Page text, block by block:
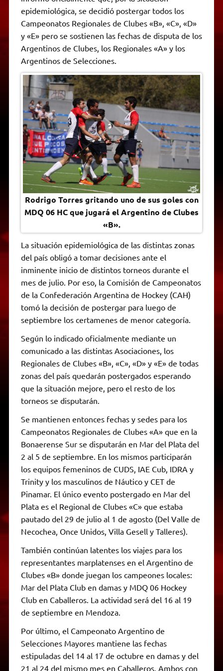
A
p
p
a
m
e
r
o
o
k
g
e
i
n
k
F
r
i
n
d
l
y
epidemiológica, se decidió postergar todos los
Campeonatos Regionales de Clubes «B», «C», «D»
y «E» pero se sostienen las fechas de disputa de los
Argentinos de Clubes, los Regionales «A» y los
Argentinos de Selecciones.
Rodrigo Torres gritando uno de sus goles con
MDQ 06 HC que jugará el Argentino de Clubes
«B».
La situación epidemiológica de las distintas zonas
del país obligó a tomar decisiones ante el
inminente inicio de distintos torneos durante el
mes de julio. Por eso, la Comisión de Campeonatos
de la Confederación Argentina de Hockey (CAH)
tomó la decisión de postergar para luego de
septiembre los certamenes de menor categoría.
Según lo indicado oficialmente mediante un
comunicado a las distintas Asociaciones, los
Regionales de Clubes «B», «C», «D» y «E» de todas
zonas del país quedarán postergados esperando
que la situación mejore, pero el resto de los
torneos se disputarán.
Se mantienen entonces fechas y sedes para los
Campeonatos Regionales de Clubes «A» que en la
Bonaerense Sur se disputarán en Mar del Plata del
2 al 5 de septiembre. En los mismos participarán
los equipos femeninos de CUDS, IAE Cub, IDRA y
Trinity y los masculinos de Náutico y CET de
Pinamar. El único evento postergado en Mar del
Plata es el Regional de Clubes «C» que estaba
pautado del 29 de julio al 1 de agosto (Del Valle de
Necochea, Once Unidos, Villa Gesell y Talleres).
También continúan latentes los viajes para los
representantes marplatenses en el Argentino de
Clubes «B» donde juegan los campeones locales:
Mar del Plata Club en damas y MDQ 06 Hockey
Club en Caballeros. La actividad será del 16 al 19
de septiembre en Mendoza.
Por último, el Campeonato Argentino de
Selecciones Mayores mantiene las fechas
estipuladas del 14 al 17 de octubre en damas y del
21 al 24 del mismo mes en Caballeros. Ambos con